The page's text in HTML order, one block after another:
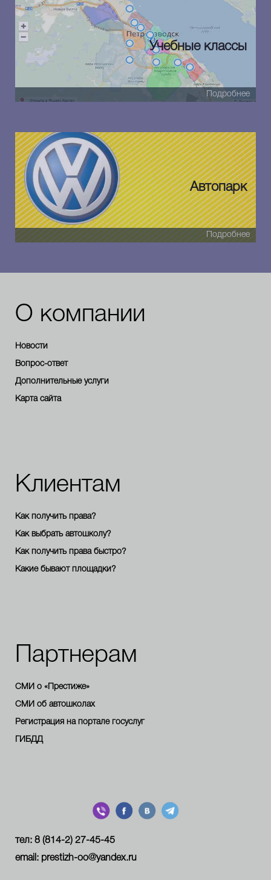
Учебные классы
Подробнее
Автопарк
Подробнее
О компании
Новости
Вопрос-ответ
Дополнительные услуги
Карта сайта
Клиентам
Как получить права?
Как выбрать автошколу?
Как получить права быстро?
Какие бывают площадки?
Партнерам
СМИ о «Престиже»
СМИ об автошколах
Регистрация на портале госуслуг
ГИБДД
тел: 8 (814-2) 27-45-45
email: prestizh-oo@yandex.ru